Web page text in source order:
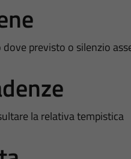
previsto o silenzio
la relativa tempistica